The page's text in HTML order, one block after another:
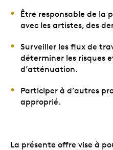
Être responsable de la
avec les artistes, des
Surveiller les flux de
déterminer les risques
d’atténuation.
Participer à d’autres
approprié.
La présente offre vise à